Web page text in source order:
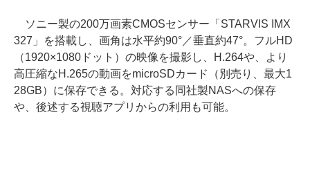
ソニー製の200万画素CMOSセンサー「STARVIS IMX
327」を搭載し、画角は水平約90°／垂直約47°。フルHD
（1920×1080ドット）の映像を撮影し、H.264や、より
高圧縮なH.265の動画をmicroSDカード（別売り、最大1
28GB）に保存できる。対応する同社製NASへの保存
や、後述する視聴アプリからの利用も可能。